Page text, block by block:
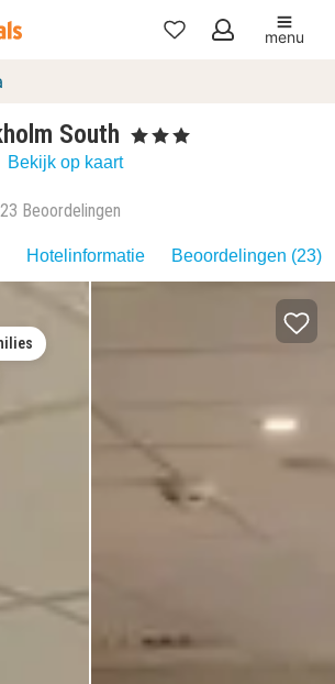
Mijn
menu
South , 3 Sterren
Bekijk op kaart
23 Beoordelingen
Hotelinformatie Beoordelingen (23)